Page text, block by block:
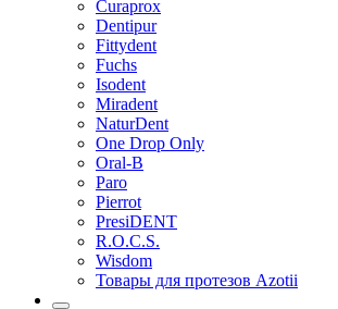
Curaprox
Dentipur
Fittydent
Fuchs
Isodent
Miradent
NaturDent
One Drop Only
Oral-B
Paro
Pierrot
PresiDENT
R.O.C.S.
Wisdom
Товары для протезов Azotii